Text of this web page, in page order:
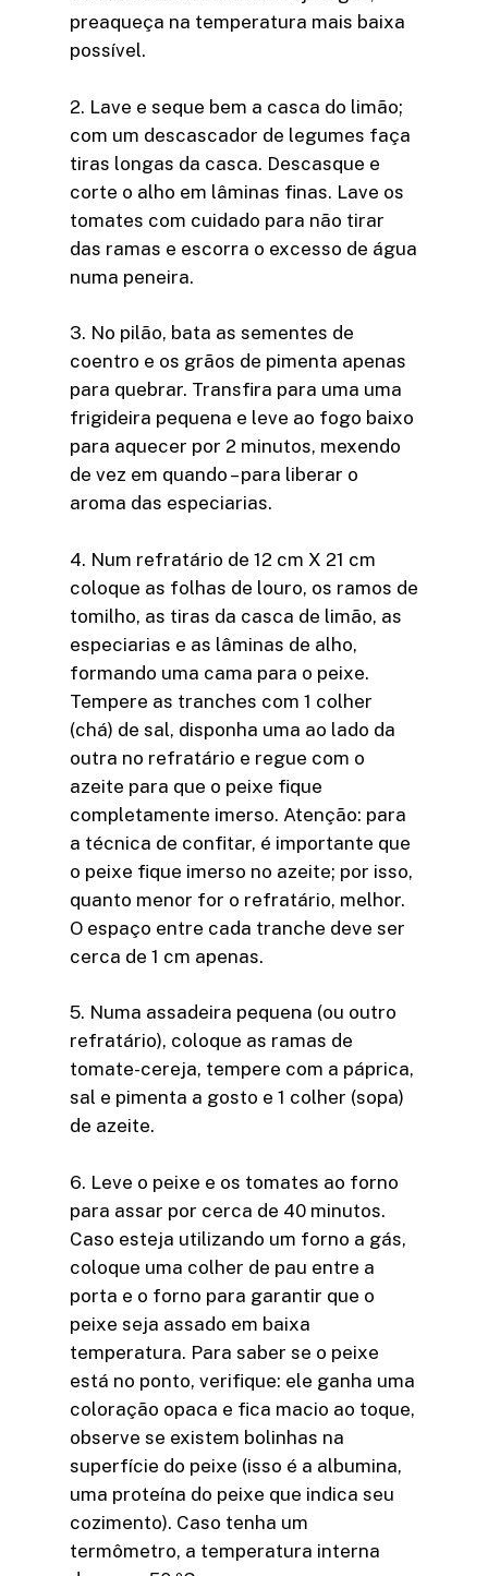
preaqueça na temperatura mais baixa
possível.
2. Lave e seque bem a casca do limão;
com um descascador de legumes faça
tiras longas da casca. Descasque e
corte o alho em lâminas finas. Lave os
tomates com cuidado para não tirar
das ramas e escorra o excesso de água
numa peneira.
3. No pilão, bata as sementes de
coentro e os grãos de pimenta apenas
para quebrar. Transfira para uma uma
frigideira pequena e leve ao fogo baixo
para aquecer por 2 minutos, mexendo
de vez em quando – para liberar o
aroma das especiarias.
4. Num refratário de 12 cm X 21 cm
coloque as folhas de louro, os ramos de
tomilho, as tiras da casca de limão, as
especiarias e as lâminas de alho,
formando uma cama para o peixe.
Tempere as tranches com 1 colher
(chá) de sal, disponha uma ao lado da
outra no refratário e regue com o
azeite para que o peixe fique
completamente imerso. Atenção: para
a técnica de confitar, é importante que
o peixe fique imerso no azeite; por isso,
quanto menor for o refratário, melhor.
O espaço entre cada tranche deve ser
cerca de 1 cm apenas.
5. Numa assadeira pequena (ou outro
refratário), coloque as ramas de
tomate-cereja, tempere com a páprica,
sal e pimenta a gosto e 1 colher (sopa)
de azeite.
6. Leve o peixe e os tomates ao forno
para assar por cerca de 40 minutos.
Caso esteja utilizando um forno a gás,
coloque uma colher de pau entre a
porta e o forno para garantir que o
peixe seja assado em baixa
temperatura. Para saber se o peixe
está no ponto, verifique: ele ganha uma
coloração opaca e fica macio ao toque,
observe se existem bolinhas na
superfície do peixe (isso é a albumina,
uma proteína do peixe que indica seu
cozimento). Caso tenha um
termômetro, a temperatura interna